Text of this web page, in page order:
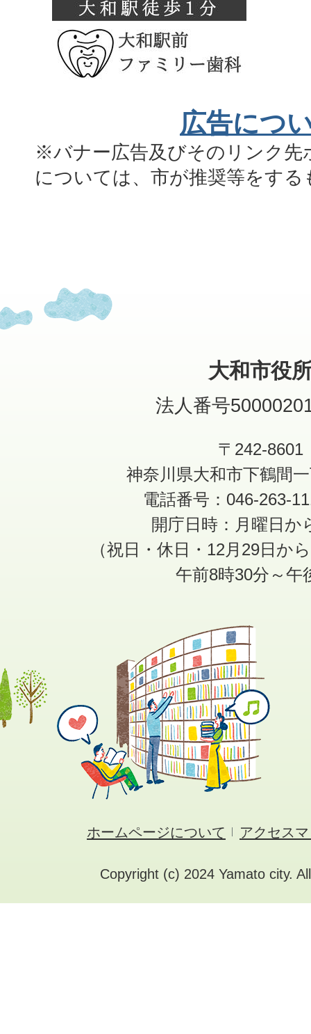
広告につ
※バナー広告及びそのリンク先
については、市が推奨等をす
大和市役
法人番号
〒242-8601
神奈川県大和市下鶴間
電話番号：046-263-
開庁日時：月曜日か
（祝日・休日・12月29日か
午前8時30分～午
ホームページについて アクセス
Copyright (c) 2024 Yamato city.